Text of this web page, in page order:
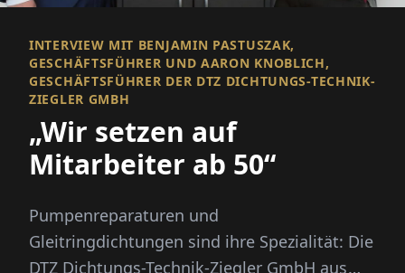
INTERVIEW MIT BENJAMIN PASTUSZAK,
GESCHÄFTSFÜHRER UND AARON KNOBLICH,
GESCHÄFTSFÜHRER DER DTZ DICHTUNGS-TECHNIK-
ZIEGLER GMBH
„Wir setzen auf
Mitarbeiter ab 50“
Pumpenreparaturen und
Gleitringdichtungen sind ihre Spezialität: Die
DTZ Dichtungs-Technik-Ziegler GmbH aus